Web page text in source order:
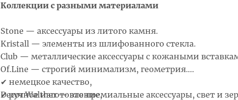
Коллекции с разными материалами
Stone — аксессуары из литого камня.
Kristall — элементы из шлифованного стекла.
Club — металлические аксессуары с кожаными
Of.Line — строгий минимализм, геометрия.
Decor Walther — это премиальные аксессуары, свет и
✔ немецкое качество,
✔ ручное изготовление,